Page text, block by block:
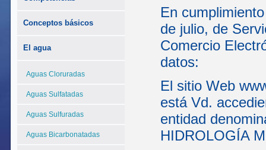
Conceptos básicos
El agua
Aguas Cloruradas
Aguas Sulfatadas
Aguas Sulfuradas
Aguas Bicarbonatadas
En
de julio, de
Comercio
datos:
El sitio Web
está Vd.
entidad
HIDROLOGÍA